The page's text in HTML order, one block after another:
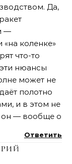
Да,
—
коленке»
что-то
нюансы
может не
полотно
и в этом не
он — вообще о
Ответить